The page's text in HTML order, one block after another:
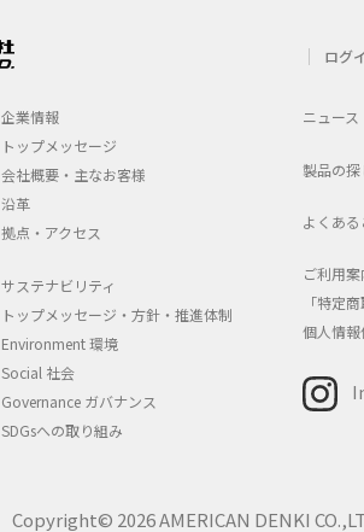
ログ
企業情報
トップメッセージ
会社概要・主なお客様
沿革
拠点・アクセス
サステナビリティ
トップメッセージ・方針・推進体制
Environment 環境
Social 社会
Governance ガバナンス
SDGsへの取り組み
ニュース
製品の
よくあ
ご利用案
「特定
個人情
Copyright© 2026 AMERICAN DENKI